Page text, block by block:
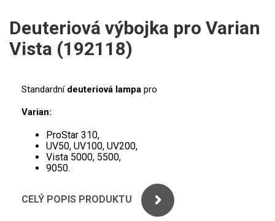
PERKINELMER
SHIMADZU
STANDARDY
ICP
AGILENT
UV-VIS FLUO
Příprava vzorků
MS/SPM
Deuteriová výbojka pro Varian
Vista (192118)
Standardní deuteriová lampa pro
Varian:
ProStar 310,
UV50, UV100, UV200,
Vista 5000, 5500,
9050.
CELÝ POPIS PRODUKTU